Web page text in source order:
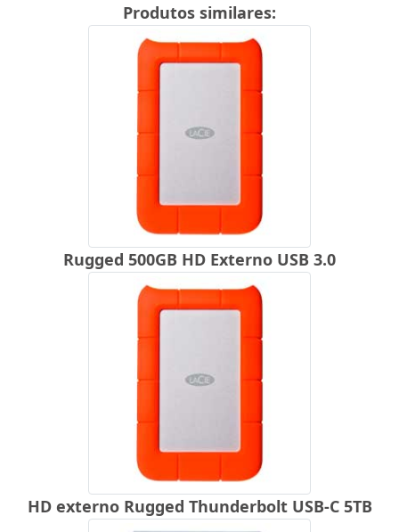
Produtos similares:
Rugged 500GB HD Externo USB 3.0
HD externo Rugged Thunderbolt USB-C 5TB